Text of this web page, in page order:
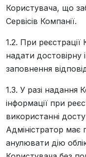
Користувача, що
Сервісів Компанії.
1.2. При
надати
заповнення
1.3. У разі надання
інформації при
використанні
Адміністратор
анулювати дію